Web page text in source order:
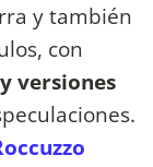
y también
con
y versiones